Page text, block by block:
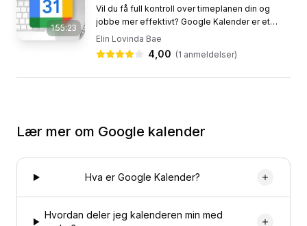
1:55:23
Vil du få full kontroll over timeplanen din og
jobbe mer effektivt? Google Kalender er et
kraftig verktøy som hjelper deg med å
planlegge møter, administrere...
Elin Lovinda Bae
4,00 (1 anmeldelser)
Lær mer om Google kalender
Hva er Google Kalender?
Hvordan deler jeg kalenderen min med